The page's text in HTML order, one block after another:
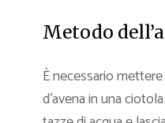
Metodo
È necessario
d’avena in una